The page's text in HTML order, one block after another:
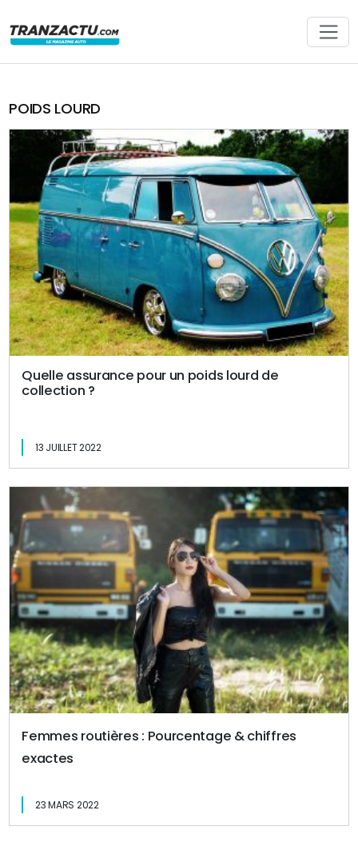
POIDS LOURD
Quelle assurance pour un poids lourd de
collection ?
13 JUILLET 2022
Femmes routières : Pourcentage & chiffres
exactes
23 MARS 2022